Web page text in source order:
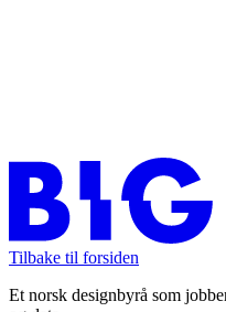
Tilbake til forsiden
Et norsk designbyrå som